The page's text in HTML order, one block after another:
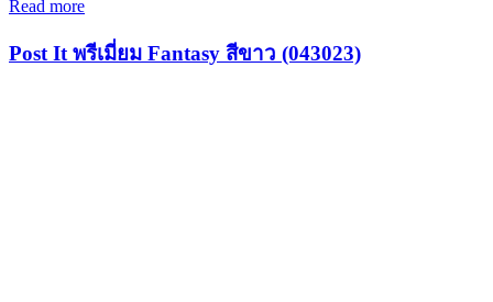
Read more
Post It พรีเมี่ยม Fantasy สีขาว (043023)